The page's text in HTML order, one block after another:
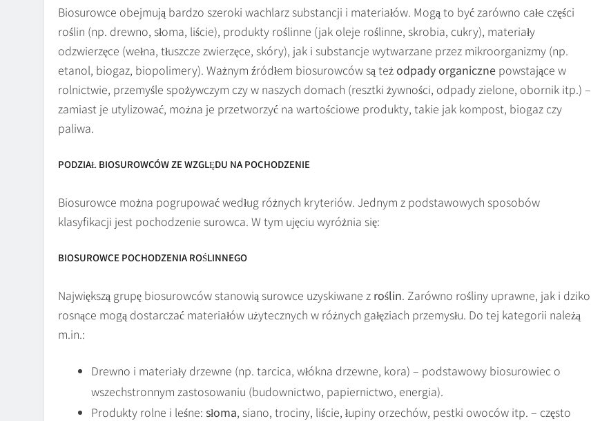
Biosurowce obejmują bardzo szeroki wachlarz substancji i materiałów. Mogą to być zarówno całe części
roślin (np. drewno, słoma, liście), produkty roślinne (jak oleje roślinne, skrobia, cukry), materiały
odzwierzęce (wełna, tłuszcze zwierzęce, skóry), jak i substancje wytwarzane przez mikroorganizmy (np.
etanol, biogaz, biopolimery). Ważnym źródłem biosurowców są teżodpady organiczne powstające w
rolnictwie, przemyśle spożywczym czy w naszych domach (resztki żywności, odpady zielone, obornik itp.) –
zamiast je utylizować, można je przetworzyć na wartościowe produkty, takie jak kompost, biogaz czy
paliwa.
PODZIAŁ BIOSUROWCÓW ZE WZGLĘDU NA POCHODZENIE
Biosurowce można pogrupować według różnych kryteriów. Jednym z podstawowych sposobów
klasyfikacji jest pochodzenie surowca. W tym ujęciu wyróżnia się:
BIOSUROWCE POCHODZENIA ROŚLINNEGO
Największą grupę biosurowców stanowią surowce uzyskiwane z roślin. Zarówno rośliny uprawne, jak i dziko
rosnące mogą dostarczać materiałów użytecznych w różnych gałęziach przemysłu. Do tej kategorii należą
m.in.:
Drewno i materiały drzewne (np. tarcica, włókna drzewne, kora) – podstawowy biosurowiec o
wszechstronnym zastosowaniu (budownictwo, papiernictwo, energia).
Produkty rolne i leśne: słoma, siano, trociny, liście, łupiny orzechów, pestki owoców itp. – często